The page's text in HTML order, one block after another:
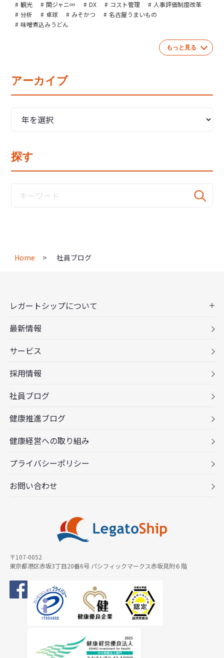
観光
関ジャニ∞ DX コスト管理
人事評価制度改革
分析
卓球 みそかつ
名古屋うまいもの
味噌煮込みうどん
もっと見る
アーカイブ
探す
Home 社員ブログ
〒107-0052
東京都港区赤坂3丁目20番6号 パシフィックマークス赤坂見附６階
レガートシップについて
最新情報
サービス
採用情報
社員ブログ
健康推進ブログ
健康経営への取り組み
プライバシーポリシー
お問い合わせ